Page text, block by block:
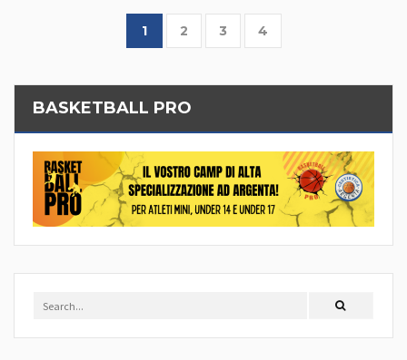
1 2 3 4
BASKETBALL PRO